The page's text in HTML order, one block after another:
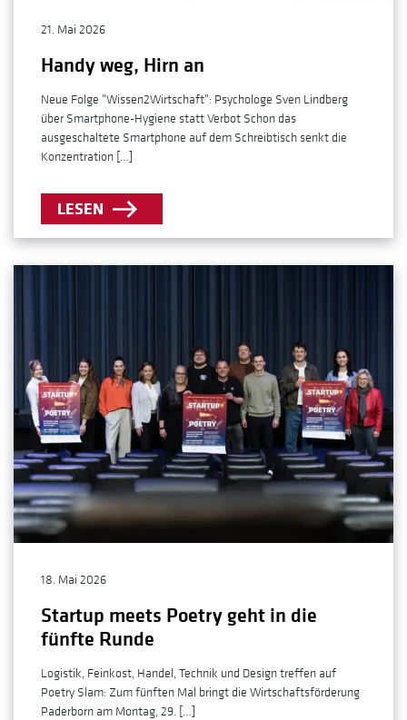
21. Mai 2026
Handy weg, Hirn an
Neue Folge "Wissen2Wirtschaft": Psychologe Sven Lindberg
über Smartphone-Hygiene statt Verbot Schon das
ausgeschaltete Smartphone auf dem Schreibtisch senkt die
Konzentration […]
LESEN
18. Mai 2026
Startup meets Poetry geht in die
fünfte Runde
Logistik, Feinkost, Handel, Technik und Design treffen auf
Poetry Slam: Zum fünften Mal bringt die Wirtschaftsförderung
Paderborn am Montag, 29. […]